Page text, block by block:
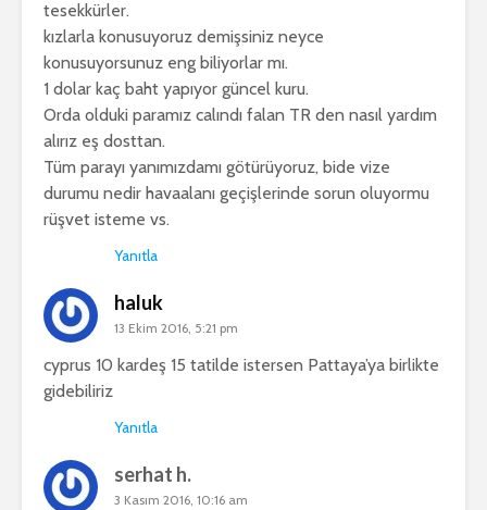
tesekkürler.
kızlarla konusuyoruz demişsiniz neyce
konusuyorsunuz eng biliyorlar mı.
1 dolar kaç baht yapıyor güncel kuru.
Orda olduki paramız calındı falan TR den nasıl yardım
alırız eş dosttan.
Tüm parayı yanımızdamı götürüyoruz, bide vize
durumu nedir havaalanı geçişlerinde sorun oluyormu
rüşvet isteme vs.
Yanıtla
haluk
13 Ekim 2016, 5:21 pm
cyprus 10 kardeş 15 tatilde istersen Pattaya’ya birlikte
gidebiliriz
Yanıtla
serhat h.
3 Kasım 2016, 10:16 am